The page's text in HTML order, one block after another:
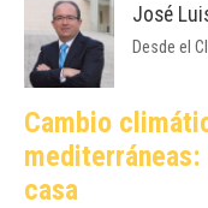
José
Desde el
Cambio
casa